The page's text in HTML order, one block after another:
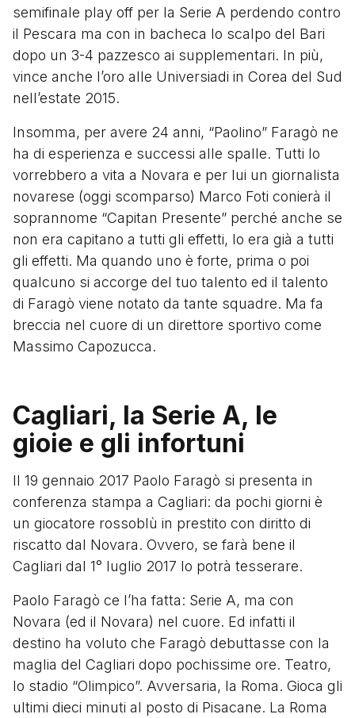
semifinale play off per la Serie A perdendo contro
il Pescara ma con in bacheca lo scalpo del Bari
dopo un 3-4 pazzesco ai supplementari. In più,
vince anche l’oro alle Universiadi in Corea del Sud
nell’estate 2015.
Insomma, per avere 24 anni, “Paolino” Faragò ne
ha di esperienza e successi alle spalle. Tutti lo
vorrebbero a vita a Novara e per lui un giornalista
novarese (oggi scomparso) Marco Foti conierà il
soprannome “Capitan Presente” perché anche se
non era capitano a tutti gli effetti, lo era già a tutti
gli effetti. Ma quando uno è forte, prima o poi
qualcuno si accorge del tuo talento ed il talento
di Faragò viene notato da tante squadre. Ma fa
breccia nel cuore di un direttore sportivo come
Massimo Capozucca.
Cagliari, la Serie A, le
gioie e gli infortuni
Il 19 gennaio 2017 Paolo Faragò si presenta in
conferenza stampa a Cagliari: da pochi giorni è
un giocatore rossoblù in prestito con diritto di
riscatto dal Novara. Ovvero, se farà bene il
Cagliari dal 1° luglio 2017 lo potrà tesserare.
Paolo Faragò ce l’ha fatta: Serie A, ma con
Novara (ed il Novara) nel cuore. Ed infatti il
destino ha voluto che Faragò debuttasse con la
maglia del Cagliari dopo pochissime ore. Teatro,
lo stadio “Olimpico”. Avversaria, la Roma. Gioca gli
ultimi dieci minuti al posto di Pisacane. La Roma